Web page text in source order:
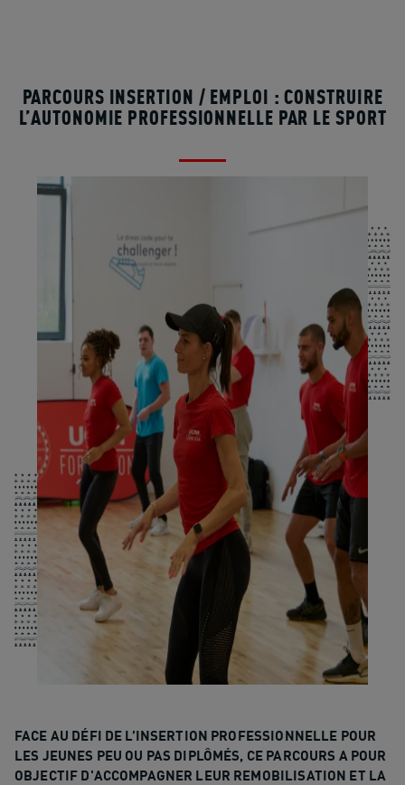
PARCOURS INSERTION / EMPLOI : CONSTRUIRE
L’AUTONOMIE PROFESSIONNELLE PAR LE SPORT
FACE AU DÉFI DE L’INSERTION PROFESSIONNELLE POUR
LES JEUNES PEU OU PAS DIPLÔMÉS, CE PARCOURS A POUR
OBJECTIF D'ACCOMPAGNER LEUR REMOBILISATION ET LA